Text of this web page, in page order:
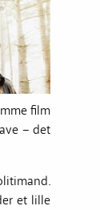
film
– det
et lille